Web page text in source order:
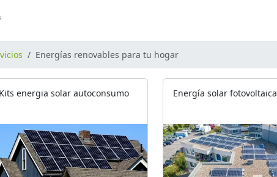
Energías renovables para tu hogar
Kits energia solar autoconsumo Energía solar fotovoltaica